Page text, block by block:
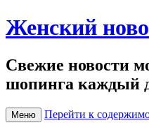
Женский
Свежие новости
шопинга каждый
Меню Перейти к